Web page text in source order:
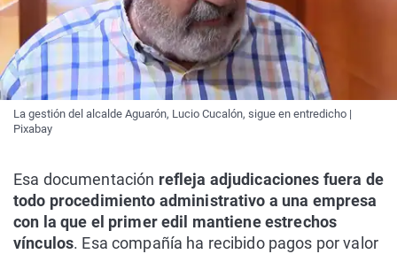
La gestión del alcalde Aguarón, Lucio Cucalón, sigue en entredicho |
Pixabay
Esa documentación refleja adjudicaciones fuera de
todo procedimiento administrativo a una empresa
con la que el primer edil mantiene estrechos
vínculos. Esa compañía ha recibido pagos por valor